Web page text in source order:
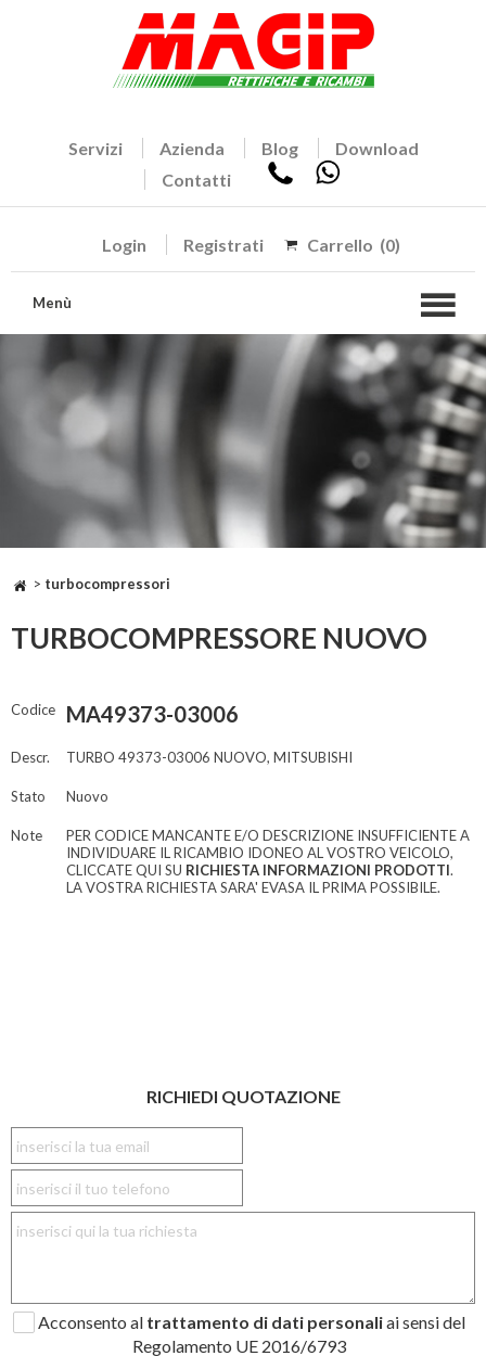
Servizi Azienda Blog
Download
Contatti
Login Registrati Carrello (0)
Menù
> turbocompressori
TURBOCOMPRESSORE NUOVO
Codice MA49373-03006
Descr. TURBO 49373-03006 NUOVO, MITSUBISHI
Stato Nuovo
Note
PER CODICE MANCANTE E/O DESCRIZIONE INSUFFICIENTE A
INDIVIDUARE IL RICAMBIO IDONEO AL VOSTRO VEICOLO,
CLICCATE QUI SU RICHIESTA INFORMAZIONI PRODOTTI.
LA VOSTRA RICHIESTA SARA' EVASA IL PRIMA POSSIBILE.
RICHIEDI QUOTAZIONE
Acconsento al trattamento di dati personaliai sensi del
Regolamento UE 2016/6793